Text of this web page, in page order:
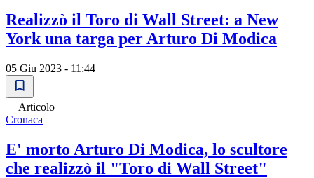
Realizzò il Toro di Wall Street: a New
York una targa per Arturo Di Modica
05 Giu 2023 - 11:44
Articolo
Cronaca
E' morto Arturo Di Modica, lo scultore
che realizzò il "Toro di Wall Street"